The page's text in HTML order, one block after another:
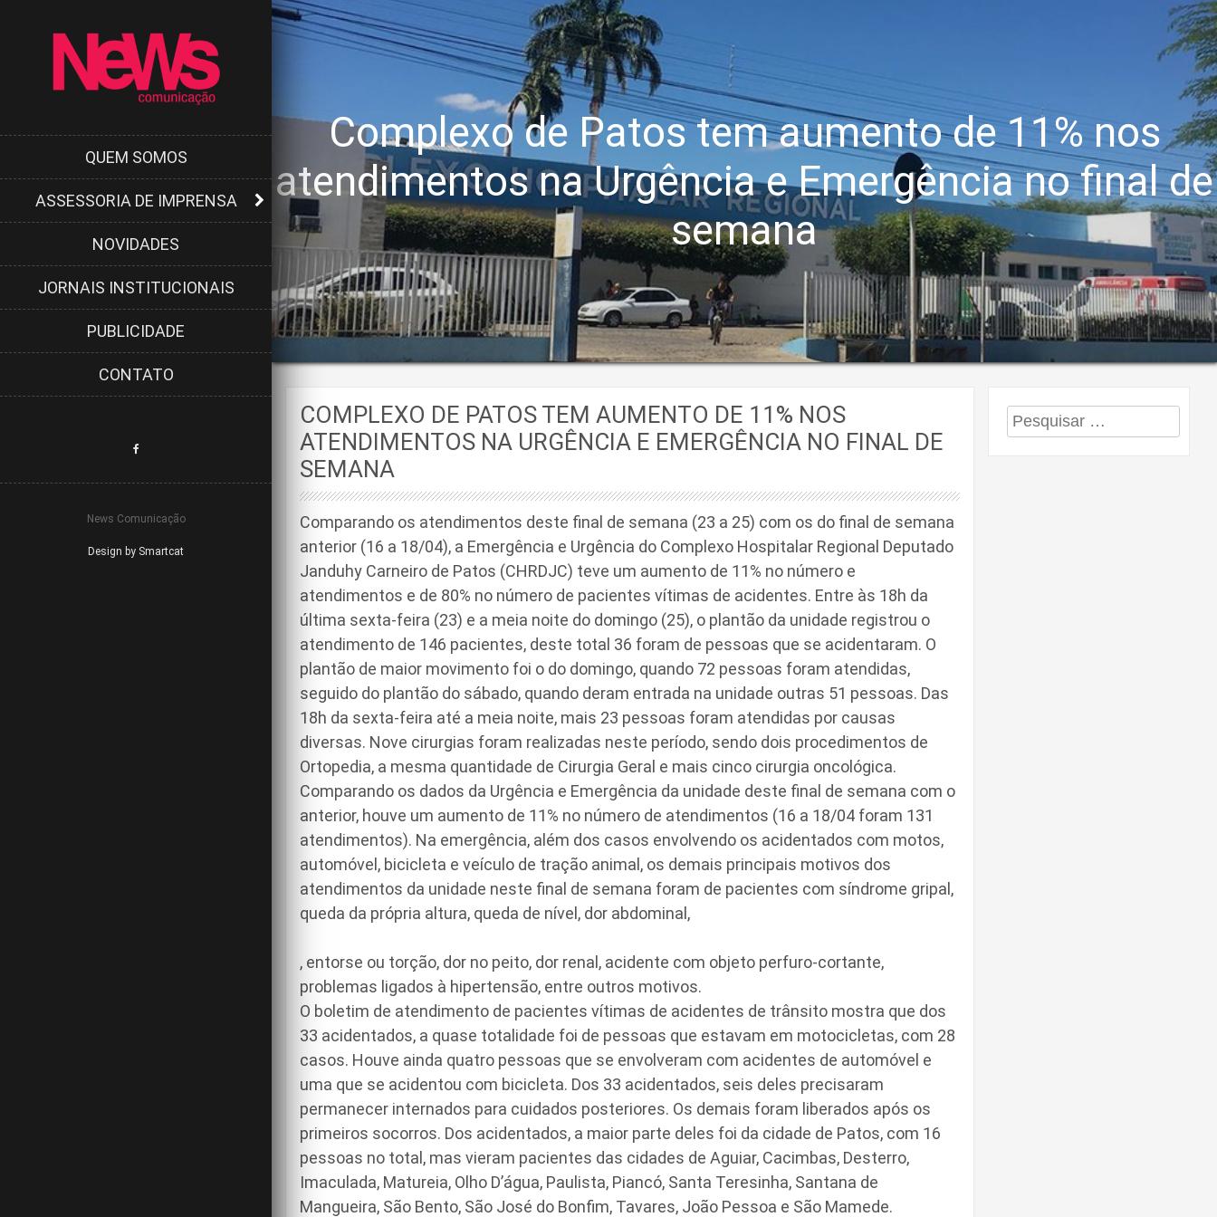
QUEM SOMOS
ASSESSORIA DE IMPRENSA
NOVIDADES
JORNAIS INSTITUCIONAIS
PUBLICIDADE
CONTATO
News Comunicação
Design by Smartcat
Complexo de Patos tem aumento de 11% nos
atendimentos na Urgência e Emergência no final de
semana
COMPLEXO DE PATOS TEM AUMENTO DE 11% NOS
ATENDIMENTOS NA URGÊNCIA E EMERGÊNCIA NO FINAL DE
SEMANA
Comparando os atendimentos deste final de semana (23 a 25) com os do final de semana
anterior (16 a 18/04), a Emergência e Urgência do Complexo Hospitalar Regional Deputado
Janduhy Carneiro de Patos (CHRDJC) teve um aumento de 11% no número e
atendimentos e de 80% no número de pacientes vítimas de acidentes. Entre às 18h da
última sexta-feira (23) e a meia noite do domingo (25), o plantão da unidade registrou o
atendimento de 146 pacientes, deste total 36 foram de pessoas que se acidentaram. O
plantão de maior movimento foi o do domingo, quando 72 pessoas foram atendidas,
seguido do plantão do sábado, quando deram entrada na unidade outras 51 pessoas. Das
18h da sexta-feira até a meia noite, mais 23 pessoas foram atendidas por causas
diversas. Nove cirurgias foram realizadas neste período, sendo dois procedimentos de
Ortopedia, a mesma quantidade de Cirurgia Geral e mais cinco cirurgia oncológica.
Comparando os dados da Urgência e Emergência da unidade deste final de semana com o
anterior, houve um aumento de 11% no número de atendimentos (16 a 18/04 foram 131
atendimentos). Na emergência, além dos casos envolvendo os acidentados com motos,
automóvel, bicicleta e veículo de tração animal, os demais principais motivos dos
atendimentos da unidade neste final de semana foram de pacientes com síndrome gripal,
queda da própria altura, queda de nível, dor abdominal,
, entorse ou torção, dor no peito, dor renal, acidente com objeto perfuro-cortante,
problemas ligados à hipertensão, entre outros motivos.
O boletim de atendimento de pacientes vítimas de acidentes de trânsito mostra que dos
33 acidentados, a quase totalidade foi de pessoas que estavam em motocicletas, com 28
casos. Houve ainda quatro pessoas que se envolveram com acidentes de automóvel e
uma que se acidentou com bicicleta. Dos 33 acidentados, seis deles precisaram
permanecer internados para cuidados posteriores. Os demais foram liberados após os
primeiros socorros. Dos acidentados, a maior parte deles foi da cidade de Patos, com 16
pessoas no total, mas vieram pacientes das cidades de Aguiar, Cacimbas, Desterro,
Imaculada, Matureia, Olho D’água, Paulista, Piancó, Santa Teresinha, Santana de
Mangueira, São Bento, São José do Bonfim, Tavares, João Pessoa e São Mamede.
Pesquisar
por: